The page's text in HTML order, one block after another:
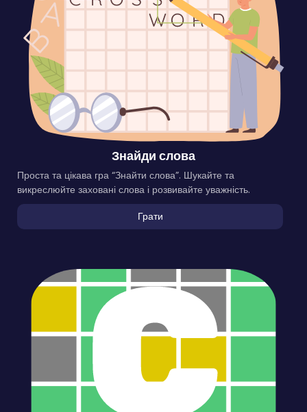
Знайди слова
Проста та цікава гра “Знайти слова”. Шукайте та
викреслюйте заховані слова і розвивайте уважність.
Грати